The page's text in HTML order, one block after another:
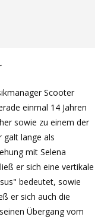
Scooter
einmal 14 Jahren
sowie zu einem der
galt lange als
mit Selena
er sich eine vertikale
bedeutet, sowie
er sich auch die
Übergang vom